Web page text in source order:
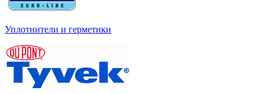
Уплотнители и герметики